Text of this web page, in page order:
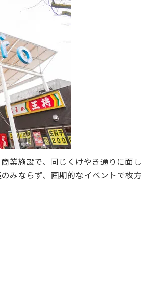
業施設で、同じくけやき通りに面し
みならず、画期的なイベントで枚方